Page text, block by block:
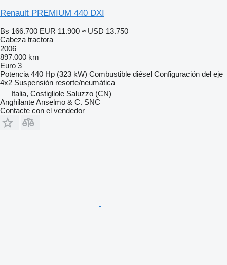
Renault PREMIUM 440 DXI
Bs 166.700 EUR 11.900 ≈ USD 13.750
Cabeza tractora
2006
897.000 km
Euro 3
Potencia 440 Hp (323 kW) Combustible diésel Configuración del eje
4x2 Suspensión resorte/neumática
Italia, Costigliole Saluzzo (CN)
Anghilante Anselmo & C. SNC
Contacte con el vendedor